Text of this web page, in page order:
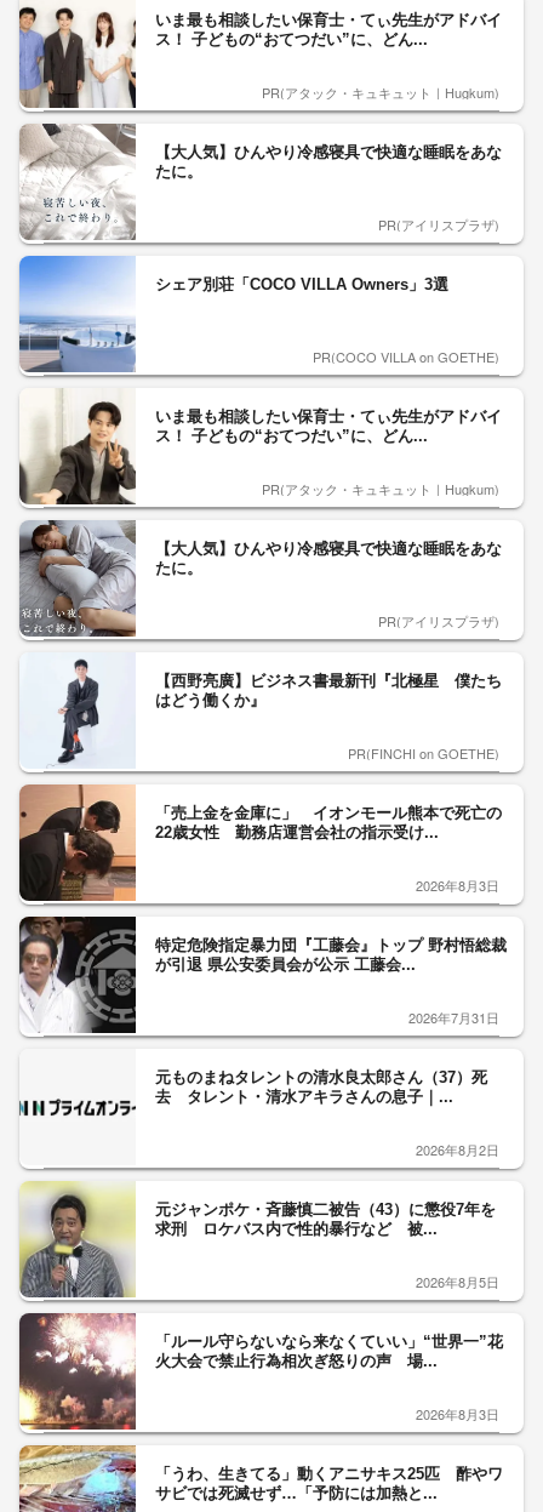
いま最も相談したい保育士・てぃ先生がアドバイ
ス！ 子どもの“おてつだい”に、どん...
PR(アタック・キュキュット｜Hugkum)
【大人気】ひんやり冷感寝具で快適な睡眠をあな
たに。
PR(アイリスプラザ)
シェア別荘「COCO VILLA Owners」3選
PR(COCO VILLA on GOETHE)
いま最も相談したい保育士・てぃ先生がアドバイ
ス！ 子どもの“おてつだい”に、どん...
PR(アタック・キュキュット｜Hugkum)
【大人気】ひんやり冷感寝具で快適な睡眠をあな
たに。
PR(アイリスプラザ)
【西野亮廣】ビジネス書最新刊『北極星 僕たち
はどう働くか』
PR(FINCHI on GOETHE)
「売上金を金庫に」 イオンモール熊本で死亡の
22歳女性 勤務店運営会社の指示受け...
2026年8月3日
特定危険指定暴力団『工藤会』トップ 野村悟総裁
が引退 県公安委員会が公示 工藤会...
2026年7月31日
元ものまねタレントの清水良太郎さん（37）死
去 タレント・清水アキラさんの息子｜...
2026年8月2日
元ジャンポケ・斉藤慎二被告（43）に懲役7年を
求刑 ロケバス内で性的暴行など 被...
2026年8月5日
「ルール守らないなら来なくていい」“世界一”花
火大会で禁止行為相次ぎ怒りの声 場...
2026年8月3日
「うわ、生きてる」動くアニサキス25匹 酢やワ
サビでは死滅せず…「予防には加熱と...